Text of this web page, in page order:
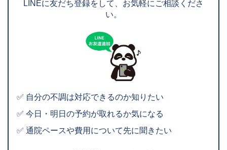
LINEに友だち登録をして、お気軽にご相談くださ
い。
✅ 自分の不調は対応できるのか知りたい
✅ 今日・明日の予約が取れるか気になる
✅ 通院ペースや費用について先に聞きたい